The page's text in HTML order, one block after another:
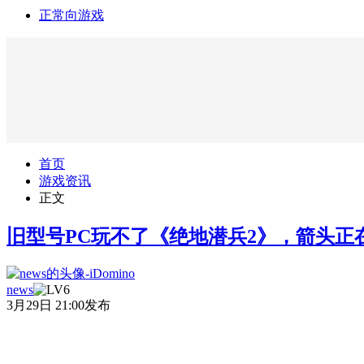
正常向游戏
首页
游戏资讯
正文
旧型号PC玩不了《绝地潜兵2》，箭头正
news
3月29日 21:00发布